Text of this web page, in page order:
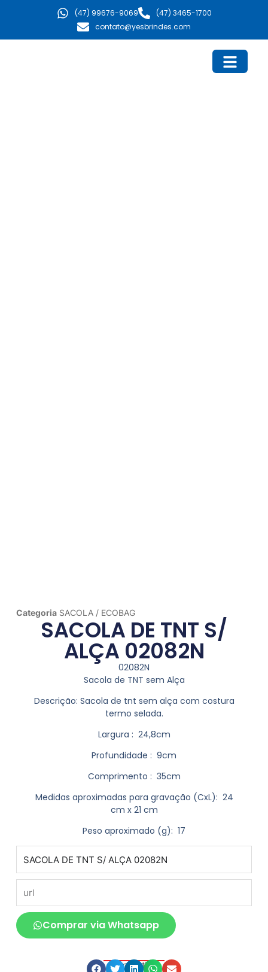
(47) 99676-9069
(47) 3465-1700
contato@yesbrindes.com
Categoria SACOLA / ECOBAG
SACOLA DE TNT S/
ALÇA 02082N
02082N
Sacola de TNT sem Alça
Descrição: Sacola de tnt sem alça com costura
termo selada.
Largura : 24,8cm
Profundidade : 9cm
Comprimento : 35cm
Medidas aproximadas para gravação (CxL): 24
cm x 21 cm
Peso aproximado (g): 17
Comprar via Whatsapp
Compartilhe